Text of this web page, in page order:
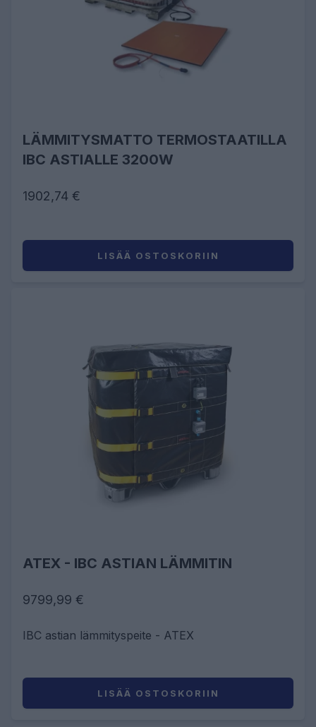
LÄMMITYSMATTO TERMOSTAATILLA
IBC ASTIALLE 3200W
1902,74 €
LISÄÄ OSTOSKORIIN
ATEX - IBC ASTIAN LÄMMITIN
9799,99 €
IBC astian lämmityspeite - ATEX
LISÄÄ OSTOSKORIIN